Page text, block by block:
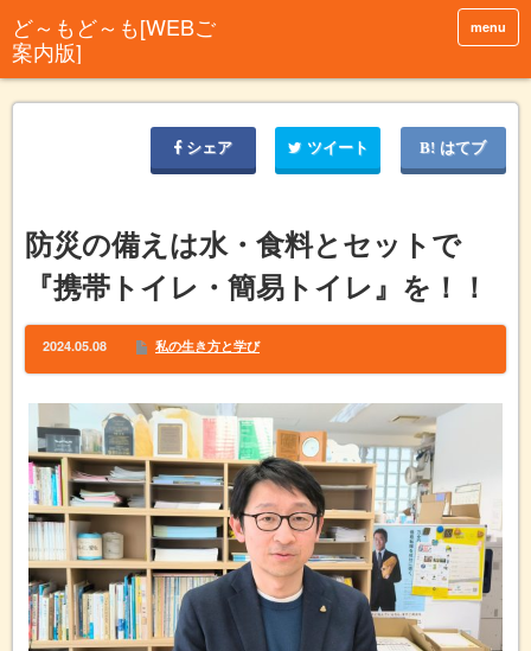
menu
はてブ
ツイート
シェア
防災の備えは水・食料とセットで
『携帯トイレ・簡易トイレ』を！！
2024.05.08 私の生き方と学び